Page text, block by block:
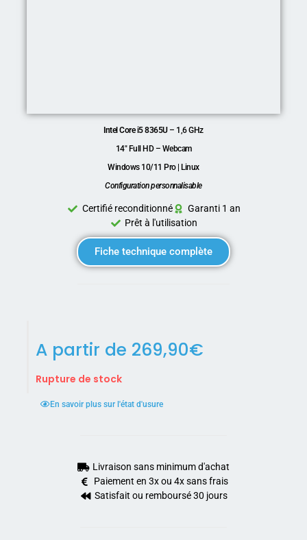
Intel Core i5 8365U– 1,6 GHz
14″ Full HD – Webcam
Windows 10/11 Pro | Linux
Configuration personnalisable
Certifié reconditionné
Garanti 1 an
Prêt à l'utilisation
Fiche technique complète
A partir de 269,90€
Rupture de stock
En savoir plus sur l'état d'usure
Livraison sans minimum d'achat
Paiement en 3x ou 4x sans frais
Satisfait ou remboursé 30 jours